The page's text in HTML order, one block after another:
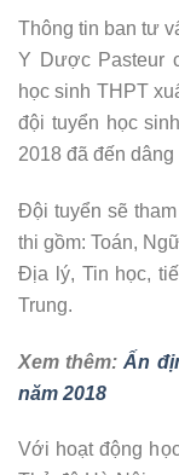
Thông tin ban tư
Y Dược Pasteur
học sinh THPT
đội tuyển học
2018 đã đến
Đội tuyển sẽ
thi gồm: Toán,
Địa lý, Tin học,
Trung.
Xem thêm:Ấn
năm 2018
Với hoạt động